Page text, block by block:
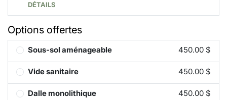
DÉTAILS
Options offertes
Sous-sol aménageable 450.00 $
Vide sanitaire 450.00 $
Dalle monolithique 450.00 $